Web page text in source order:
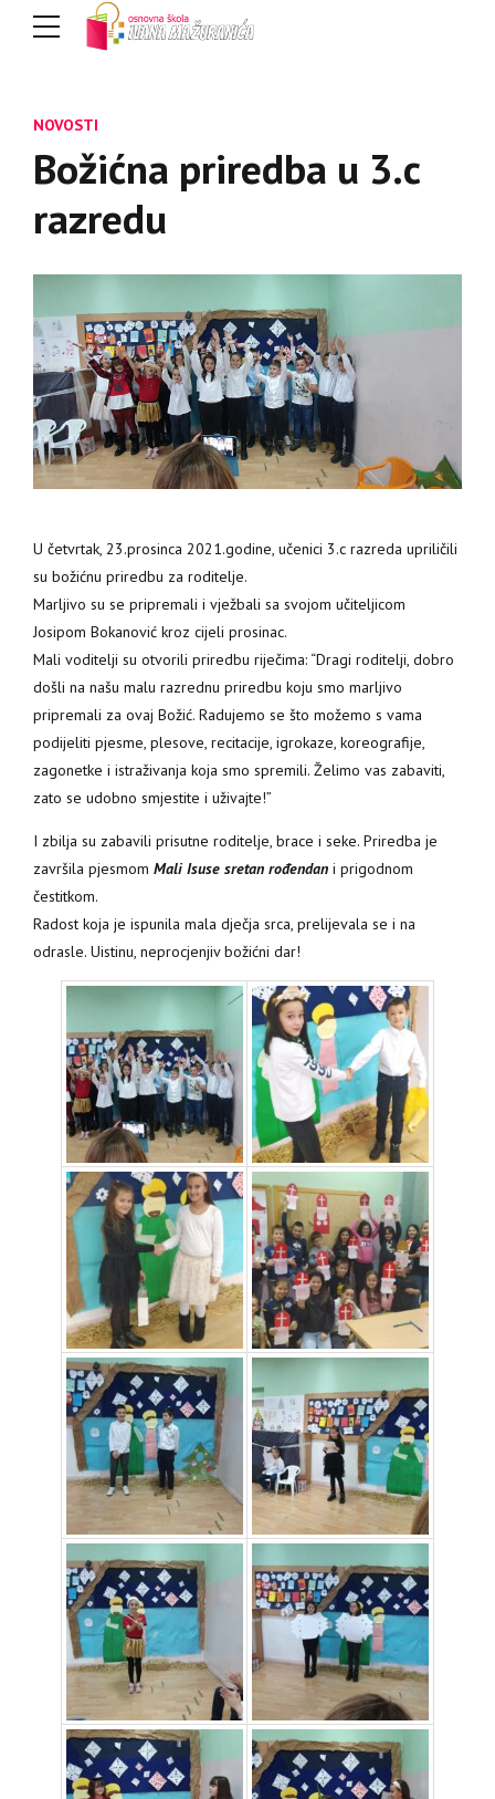
NOVOSTI
Božićna priredba u 3.c
razredu
U četvrtak, 23.prosinca 2021.godine, učenici 3.c razreda upriličili
su božićnu priredbu za roditelje.
Marljivo su se pripremali i vježbali sa svojom učiteljicom
Josipom Bokanović kroz cijeli prosinac.
Mali voditelji su otvorili priredbu riječima: “Dragi roditelji, dobro
došli na našu malu razrednu priredbu koju smo marljivo
pripremali za ovaj Božić. Radujemo se što možemo s vama
podijeliti pjesme, plesove, recitacije, igrokaze, koreografije,
zagonetke i istraživanja koja smo spremili. Želimo vas zabaviti,
zato se udobno smjestite i uživajte!”
I zbilja su zabavili prisutne roditelje, brace i seke. Priredba je
završila pjesmom Mali Isuse sretan rođendan i prigodnom
čestitkom.
Radost koja je ispunila mala dječja srca, prelijevala se i na
odrasle. Uistinu, neprocjenjiv božićni dar!